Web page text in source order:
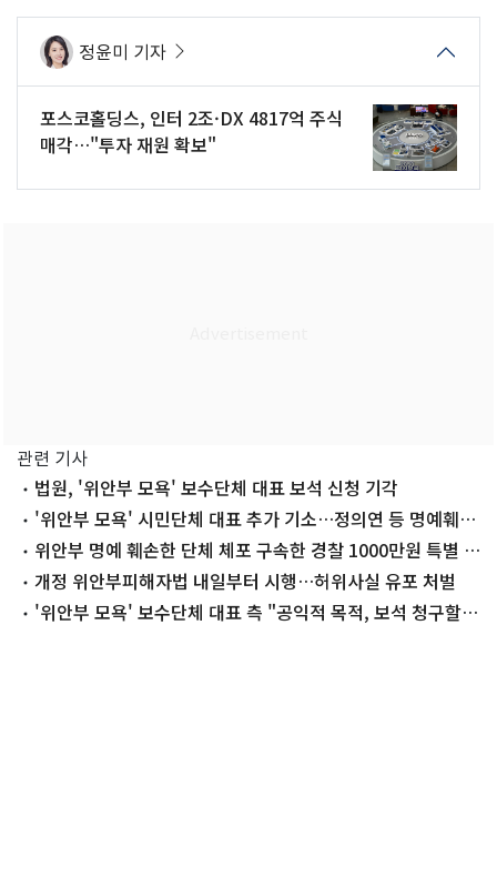
정윤미 기자
포스코홀딩스, 인터 2조·DX 4817억 주식
매각…"투자 재원 확보"
관련 기사
법원, '위안부 모욕' 보수단체 대표 보석 신청 기각
'위안부 모욕' 시민단체 대표 추가 기소…정의연 등 명예훼손
혐의위안부 명예 훼손한 단체 체포 구속한 경찰 1000만원 특별 포
상 개정 위안부피해자법 내일부터 시행…허위사실 유포 처벌
'위안부 모욕' 보수단체 대표 측 "공익적 목적, 보석 청구할